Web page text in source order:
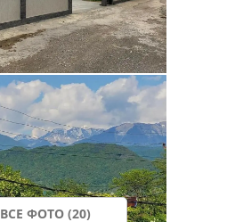
ВСЕ ФОТО (20)